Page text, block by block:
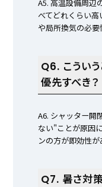
A5. 高温設備周辺
べてどれくらい
や局所換気の必要
Q6. こうい
優先すべき？
A6. シャッター開
ない"ことが原因
ンの方が即効性が
Q7. 暑さ対